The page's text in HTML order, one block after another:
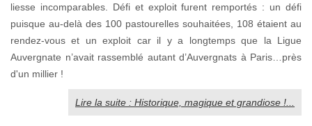
liesse incomparables. Défi et exploit furent remportés : un défi
puisque au-delà des 100 pastourelles souhaitées, 108 étaient au
rendez-vous et un exploit car il y a longtemps que la Ligue
Auvergnate n’avait rassemblé autant d’Auvergnats à Paris…près
d'un millier !
Lire la suite : Historique, magique et grandiose !...